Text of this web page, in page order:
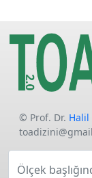
© Prof. Dr. Halil
Ölçek